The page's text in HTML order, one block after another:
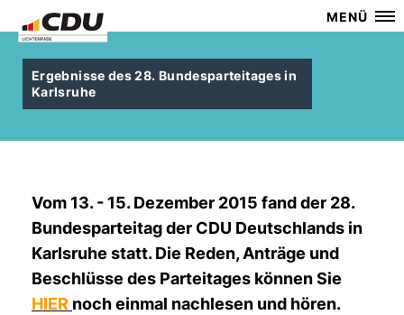
MENÜ
Ergebnisse des 28. Bundesparteitages in
Karlsruhe
Vom 13. - 15. Dezember 2015 fand der 28.
Bundesparteitag der CDU Deutschlands in
Karlsruhe statt. Die Reden, Anträge und
Beschlüsse des Parteitages können Sie
HIER noch einmal nachlesen und hören.